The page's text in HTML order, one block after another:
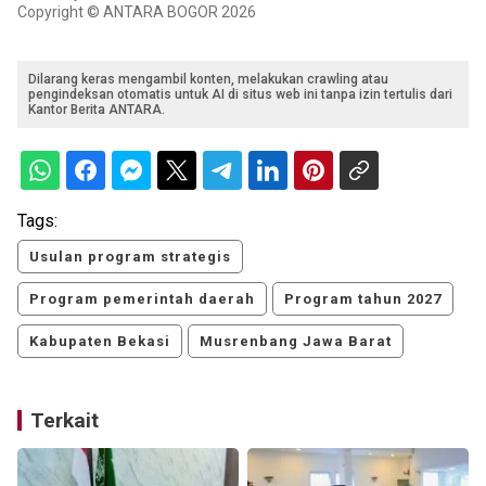
Copyright © ANTARA BOGOR 2026
Dilarang keras mengambil konten, melakukan crawling atau
pengindeksan otomatis untuk AI di situs web ini tanpa izin tertulis dari
Kantor Berita ANTARA.
Tags:
Usulan program strategis
Program pemerintah daerah Program tahun 2027
Kabupaten Bekasi Musrenbang Jawa Barat
Terkait